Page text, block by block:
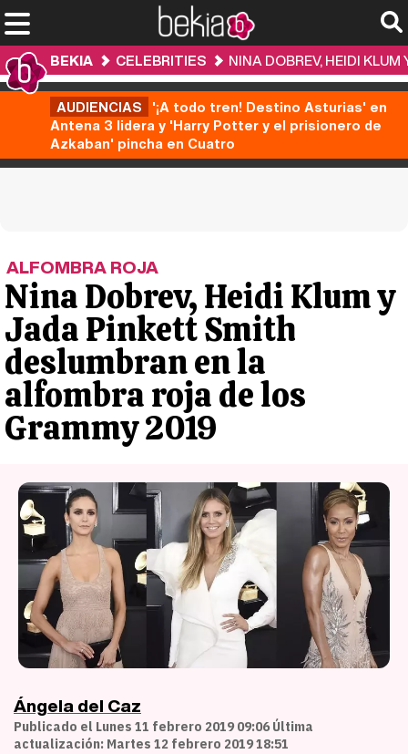
BEKIA CELEBRITIES NINA DOBREV, HEIDI
AUDIENCIAS '¡A todo tren! Destino Asturias' en
Antena 3 lidera y 'Harry Potter y el prisionero de
Azkaban' pincha en Cuatro
ALFOMBRA ROJA
Nina Dobrev, Heidi Klum y
Jada Pinkett Smith
deslumbran en la
alfombra roja de los
Grammy 2019
Ángela del Caz
Publicado el Lunes 11 febrero 2019 09:06 Última
actualización: Martes 12 febrero 2019 18:51